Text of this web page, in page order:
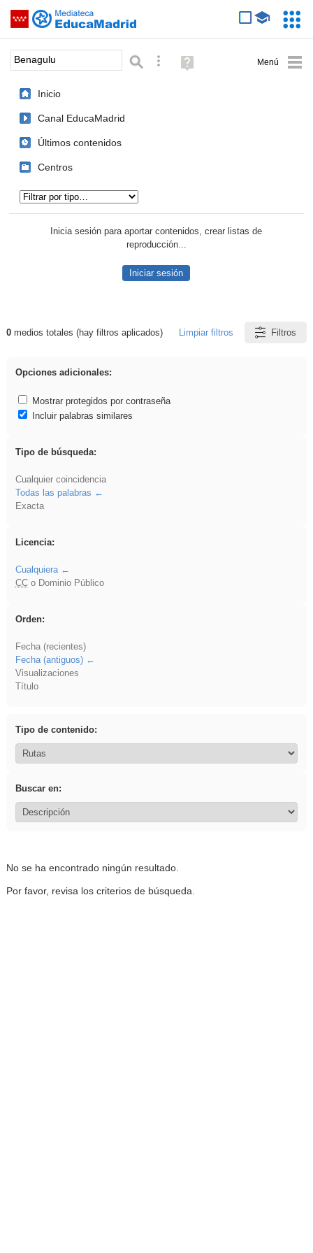
Saltar navegación
Palabra o frase: Búsqueda avanzada
Ayuda
(en
Inicio
Canal EducaMadrid
Últimos contenidos
Centros
Inicia sesión para aportar contenidos, crear listas de
reproducción...
Iniciar sesión
Resultados de: Benagulu
0medios totales (hay filtros aplicados) Limpiar filtros Filtros
Opciones adicionales:
Mostrar protegidos por contraseña
Incluir palabras similares
Tipo de búsqueda:
Cualquier coincidencia
Todas las palabras
Exacta
Licencia:
Cualquiera
CCo Dominio Público
Orden:
Fecha (recientes)
Fecha (antiguos)
Visualizaciones
Título
Tipo de contenido:
Buscar en:
No se ha encontrado ningún resultado.
Por favor, revisa los criterios de búsqueda.